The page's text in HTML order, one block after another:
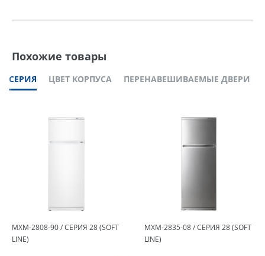
Похожие товары
СЕРИЯ ЦВЕТ КОРПУСА ПЕРЕНАВЕШИВАЕМЫЕ ДВЕРИ
МХМ-2808-90 / СЕРИЯ 28 (SOFT
LINE)
МХМ-2835-08 / СЕРИЯ 28 (SOFT
LINE)